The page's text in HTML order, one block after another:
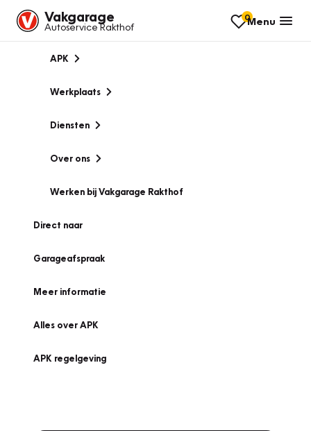
Vakgarage
Autoservice Rakthof
0Menu
APK
Werkplaats
Diensten
Over ons
Werken bij Vakgarage Rakthof
Direct naar
Garageafspraak
Meer informatie
Alles over APK
APK regelgeving